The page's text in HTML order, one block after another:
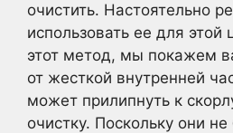
очистить. Настоятельно
использовать ее для этой
этот метод, мы покажем
от жесткой внутренней
может прилипнуть к
очистку. Поскольку они